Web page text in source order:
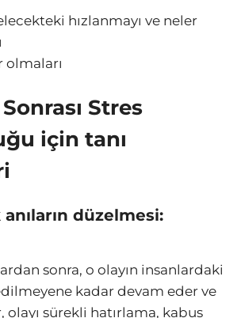
hızlanmayı ve neler
olmaları
Stres
için tanı
düzelmesi:
sonra, o olayın insanlardaki
kadar devam eder ve
olayı sürekli hatırlama, kabus